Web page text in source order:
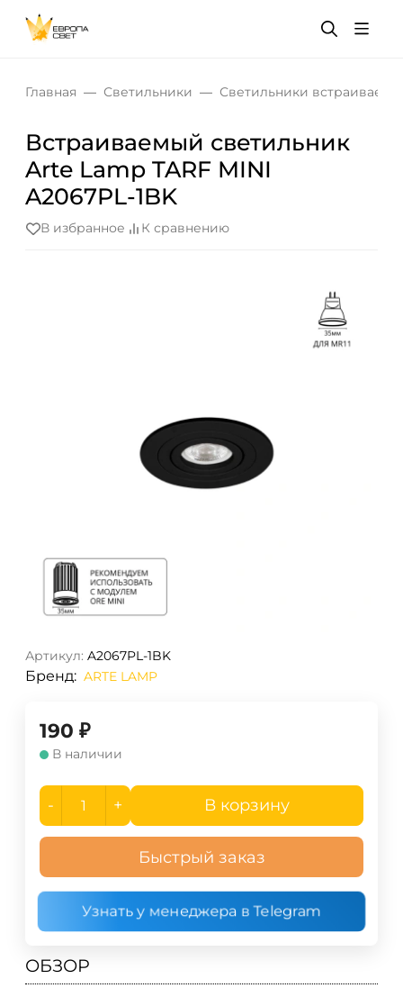
Главная Светильники Светильники
Встраиваемый светильник
Arte Lamp TARF MINI
A2067PL-1BK
В избранное К сравнению
Артикул: A2067PL-1BK
Бренд: ARTE LAMP
190 ₽
В наличии
- + В корзину
Быстрый заказ
Узнать у менеджера в Telegram
ОБЗОР